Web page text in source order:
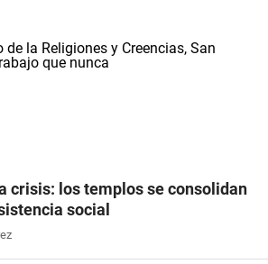
crisis: los templos se consolidan
social